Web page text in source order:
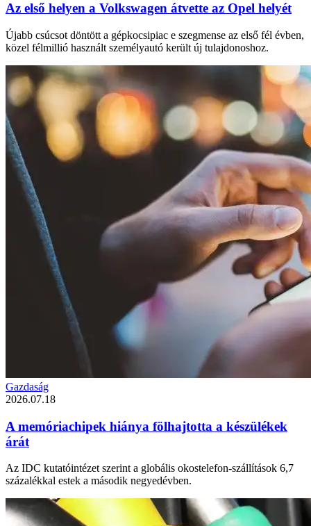
Az első helyen a Volkswagen átvette az Opel helyét
Újabb csúcsot döntött a gépkocsipiac e szegmense az első fél évben,
közel félmillió használt személyautó került új tulajdonoshoz.
Gazdaság
2026.07.18
A memóriachipek hiánya fölhajtotta a készülékek
árát
Az IDC kutatóintézet szerint a globális okostelefon-szállítások 6,7
százalékkal estek a második negyedévben.